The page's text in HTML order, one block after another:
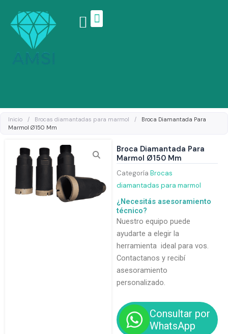
contenido
Inicio / Brocas diamantadas para marmol /
Broca Diamantada Para
Marmol Ø150 Mm
Broca Diamantada Para
Marmol Ø150 Mm
Categoría Brocas
diamantadas para marmol
¿Necesitás asesoramiento
técnico?
Nuestro equipo puede
ayudarte a elegir la
herramienta ideal para vos.
Contactanos y recibí
asesoramiento
personalizado.
Consultar por
WhatsApp